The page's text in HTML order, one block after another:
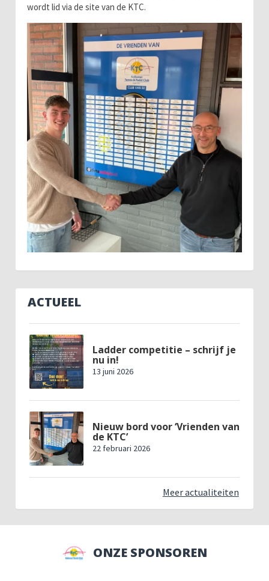
wordt lid via de site van de KTC.
ACTUEEL
Ladder competitie – schrijf je
nu in!
13 juni 2026
Nieuw bord voor ‘Vrienden van
de KTC’
22 februari 2026
Meer actualiteiten
ONZE SPONSOREN